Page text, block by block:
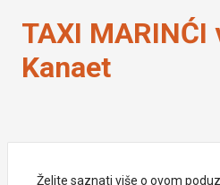
TAXI
Kanaet
Želite saznati više o ovom